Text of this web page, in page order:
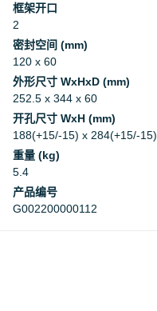
框架开口
2
密封空间 (mm)
120 x 60
外形尺寸 WxHxD (mm)
252.5 x 344 x 60
开孔尺寸 WxH (mm)
188(+15/-15) x 284(+15/-15)
重量 (kg)
5.4
产品编号
G002200000112